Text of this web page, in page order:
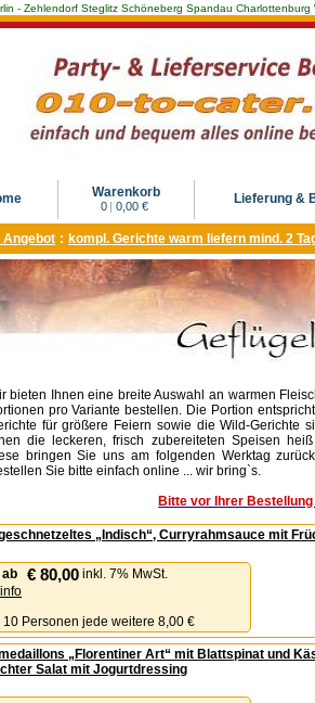
- Zehlendorf Steglitz Schöneberg Spandau
Warenkorb
0 | 0,00 € Lieferung &
Angebot : kompl. Gerichte warm liefern mind. 2
bieten Ihnen eine breite Auswahl an warmen
pro Variante bestellen. Die Portion
für größere Feiern sowie die Wild-Gerichte
die leckeren, frisch zubereiteten Speisen
bringen Sie uns am folgenden Werktag
Sie bitte einfach online ... wir bring`s.
Bitte vor Ihrer Bestellung
„Indisch“, Curryrahmsauce mit
ab € 80,00 inkl. 7% MwSt.
10 Personen jede weitere 8,00 €
„Florentiner Art“ mit Blattspinat und
Salat mit Jogurtdressing